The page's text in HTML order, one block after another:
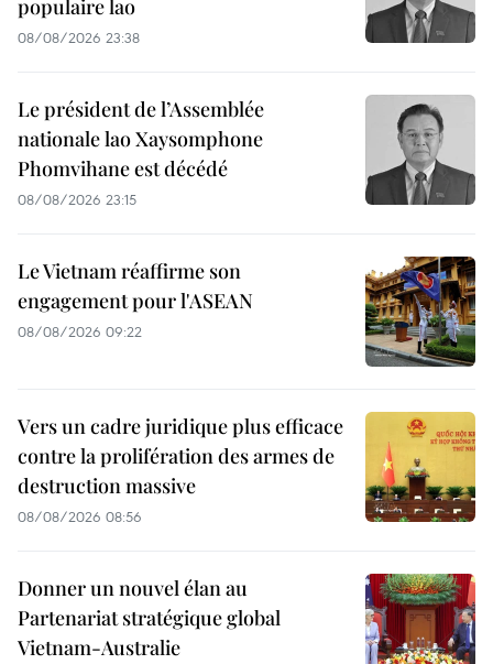
populaire lao
08/08/2026 23:38
Le président de l’Assemblée
nationale lao Xaysomphone
Phomvihane est décédé
08/08/2026 23:15
Le Vietnam réaffirme son
engagement pour l'ASEAN
08/08/2026 09:22
Vers un cadre juridique plus efficace
contre la prolifération des armes de
destruction massive
08/08/2026 08:56
Donner un nouvel élan au
Partenariat stratégique global
Vietnam-Australie